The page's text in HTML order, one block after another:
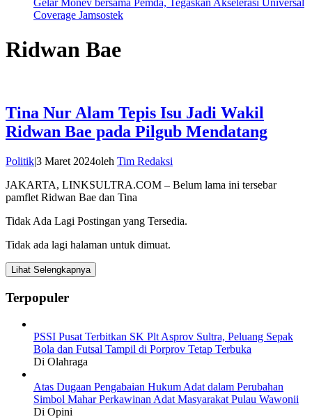
Gelar Monev bersama Pemda, Tegaskan Akselerasi Universal
Coverage Jamsostek
Ridwan Bae
Tina Nur Alam Tepis Isu Jadi Wakil
Ridwan Bae pada Pilgub Mendatang
Politik|3 Maret 2024oleh Tim Redaksi
JAKARTA, LINKSULTRA.COM – Belum lama ini tersebar
pamflet Ridwan Bae dan Tina
Tidak Ada Lagi Postingan yang Tersedia.
Tidak ada lagi halaman untuk dimuat.
Lihat Selengkapnya
Terpopuler
PSSI Pusat Terbitkan SK Plt Asprov Sultra, Peluang Sepak
Bola dan Futsal Tampil di Porprov Tetap Terbuka
Di Olahraga
Atas Dugaan Pengabaian Hukum Adat dalam Perubahan
Simbol Mahar Perkawinan Adat Masyarakat Pulau Wawonii
Di Opini